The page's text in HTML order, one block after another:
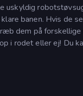
uskyldig
banen. Hvis de
dem på
i rodet eller ej! Du